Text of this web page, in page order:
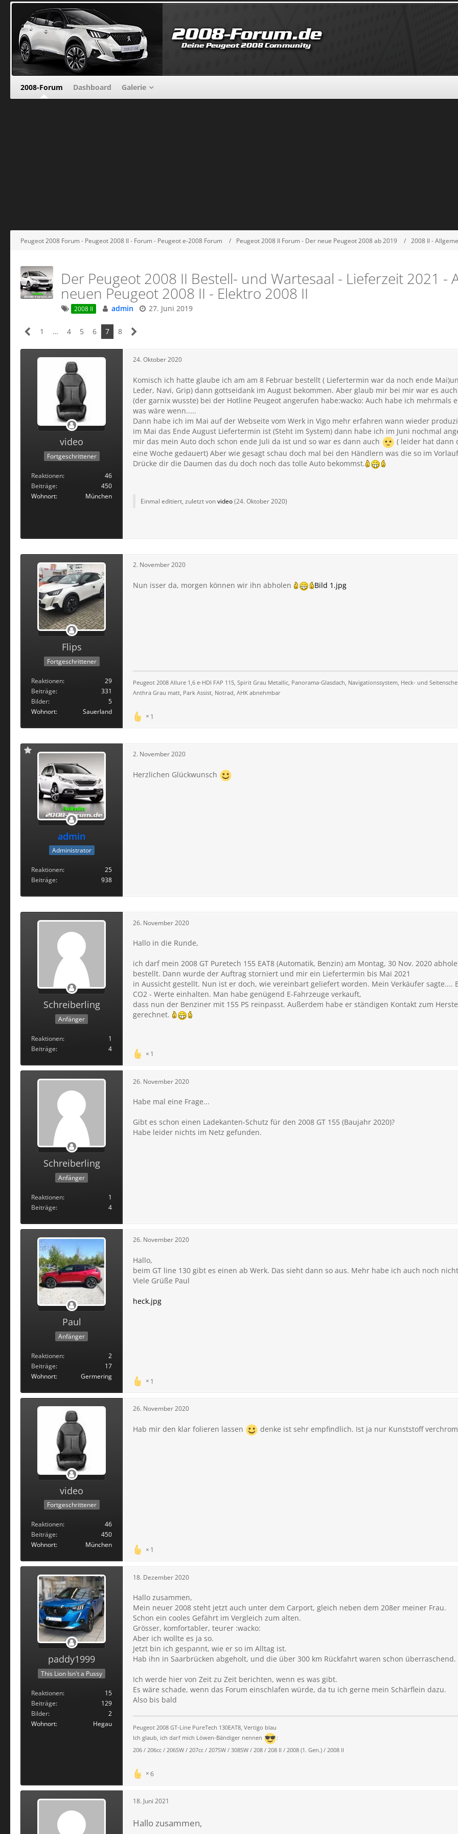
2008-Forum Dashboard Galerie
Peugeot 2008 Forum - Peugeot 2008 II - Forum - Peugeot e-2008 Forum Peugeot 2008 II Forum - Der neue Peugeot 2008 ab 2019 2008 II -
Der Peugeot 2008 II Bestell- und Wartesaal - Lieferzeit 2021 -
neuen Peugeot 2008 II - Elektro 2008 II
2008 II admin 27. Juni 2019
1 … 4 5 6 7 8
video
Fortgeschrittener
Reaktionen
46
Beiträge
450
Wohnort
München
24. Oktober 2020
Komisch ich hatte glaube ich am am 8 Februar bestellt ( Liefertermin war da noch ende
Leder, Navi, Grip) dann gottseidank im August bekommen. Aber glaub mir bei mir war es
(der garnix wusste) bei der Hotline Peugeot angerufen habe:wacko: Auch habe ich mehrmals
was wäre wenn.....
Dann habe ich im Mai auf der Webseite vom Werk in Vigo mehr erfahren wann wieder
im Mai das Ende August Liefertermin ist (Steht im System) dann habe ich im Juni nochmal
mir das mein Auto doch schon ende Juli da ist und so war es dann auch
( leider hat dann
eine Woche gedauert) Aber wie gesagt schau doch mal bei den Händlern was die so im
Drücke dir die Daumen das du doch noch das tolle Auto bekommst.
Einmal editiert, zuletzt vonvideo(24. Oktober 2020)
Flips
Fortgeschrittener
Reaktionen
29
Beiträge
331
Bilder
5
Wohnort
Sauerland
2. November 2020
Nun isser da, morgen können wir ihn abholen Bild 1.jpg
Peugeot 2008 Allure 1,6 e-HDI FAP 115, Spirit Grau Metallic, Panorama-Glasdach, Navigationssystem, Heck- und
Anthra Grau matt, Park Assist, Notrad, AHK abnehmbar
1
admin
Administrator
Reaktionen
25
Beiträge
938
2. November 2020
Herzlichen Glückwunsch
Schreiberling
Anfänger
Reaktionen
1
Beiträge
4
26. November 2020
Hallo in die Runde,
ich darf mein 2008 GT Puretech 155 EAT8 (Automatik, Benzin) am Montag, 30 Nov. 2020
bestellt. Dann wurde der Auftrag storniert und mir ein Liefertermin bis Mai 2021
in Aussicht gestellt. Nun ist er doch, wie vereinbart geliefert worden. Mein Verkäufer sagte....
CO2 - Werte einhalten. Man habe genügend E-Fahrzeuge verkauft,
dass nun der Benziner mit 155 PS reinpasst. Außerdem habe er ständigen Kontakt zum
gerechnet.
1
Schreiberling
Anfänger
Reaktionen
1
Beiträge
4
26. November 2020
Habe mal eine Frage...
Gibt es schon einen Ladekanten-Schutz für den 2008 GT 155 (Baujahr 2020)?
Habe leider nichts im Netz gefunden.
Paul
Anfänger
Reaktionen
2
Beiträge
17
Wohnort
Germering
26. November 2020
Hallo,
beim GT line 130 gibt es einen ab Werk. Das sieht dann so aus. Mehr habe ich auch noch
Viele Grüße Paul
heck.jpg
1
video
Fortgeschrittener
Reaktionen
46
Beiträge
450
Wohnort
München
26. November 2020
Hab mir den klar folieren lassen denke ist sehr empfindlich. Ist ja nur Kunststoff
1
paddy1999
This Lion Isn't a Pussy
Reaktionen
15
Beiträge
129
Bilder
2
Wohnort
Hegau
18. Dezember 2020
Hallo zusammen,
Mein neuer 2008 steht jetzt auch unter dem Carport, gleich neben dem 208er meiner Frau.
Schon ein cooles Gefährt im Vergleich zum alten.
Grösser, komfortabler, teurer :wacko:
Aber ich wollte es ja so.
Jetzt bin ich gespannt, wie er so im Alltag ist.
Hab ihn in Saarbrücken abgeholt, und die über 300 km Rückfahrt waren schon
Ich werde hier von Zeit zu Zeit berichten, wenn es was gibt.
Es wäre schade, wenn das Forum einschlafen würde, da tu ich gerne mein Schärflein dazu.
Also bis bald
Peugeot 2008 GT-Line PureTech 130EAT8, Vertigo blau
Ich glaub, ich darf mich Löwen-Bändiger nennen
:
206 / 206cc / 206SW / 207cc / 207SW / 308SW / 208 / 208 II / 2008 (1. Gen.) / 2008 II
6
18. Juni 2021
Hallo zusammen,